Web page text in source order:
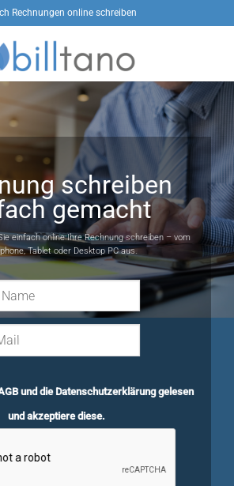
Rechnungen online schreiben
schreiben
gemacht
einfach online Ihre Rechnung schreiben – vom
Tablet oder Desktop PC aus.
und die Datenschutzerklärunggelesen
und akzeptiere diese.